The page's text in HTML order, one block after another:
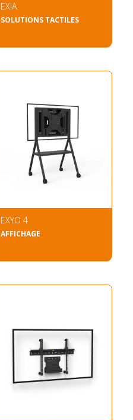
EXIA
SOLUTIONS TACTILES
EXYO 4
AFFICHAGE